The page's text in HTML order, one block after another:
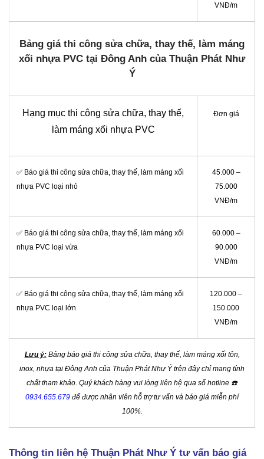
VNĐ/m
Bảng giá thi công sửa chữa, thay thế, làm máng
xối nhựa PVC tại Đông Anh của Thuận Phát Như
Ý
Hạng mục thi công sửa chữa, thay thế,
làm máng xối nhựa PVC
Đơn giá
✅ Báo giá thi công sửa chữa, thay thế, làm máng xối
nhựa PVC loại nhỏ
45.000 –
75.000
VNĐ/m
✅ Báo giá thi công sửa chữa, thay thế, làm máng xối
nhựa PVC loại vừa
60.000 –
90.000
VNĐ/m
✅ Báo giá thi công sửa chữa, thay thế, làm máng xối
nhựa PVC loại lớn
120.000 –
150.000
VNĐ/m
Lưu ý:Bảng báo giá thi công sửa chữa, thay thế, làm máng xối tôn,
inox, nhựa tại Đông Anh của Thuận Phát Như Ý trên đây chỉ mang tính
chất tham khảo. Quý khách hàng vui lòng liên hệ qua số hotline ☎️
0934.655.679 để được nhân viên hỗ trợ tư vấn và báo giá miễn phí
100%.
Thông tin liên hệ Thuận Phát Như Ý tư vấn báo giá